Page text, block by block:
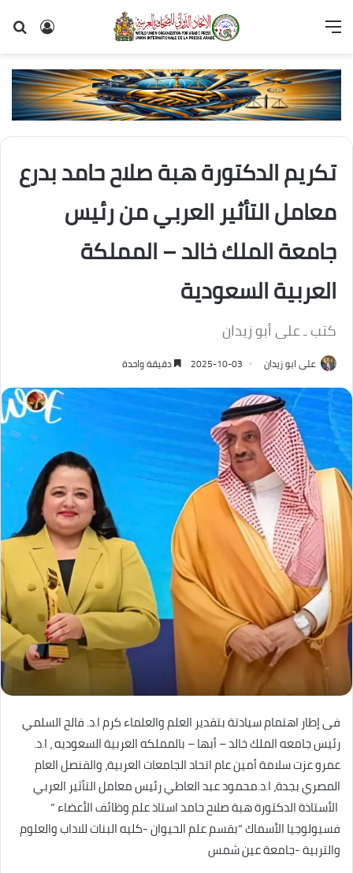
تسجيل
القائمة
تكريم الدكتورة هبة صلاح حامد بدرع
معامل التأثير العربي من رئيس
جامعة الملك خالد – المملكة
العربية السعودية
كتب ـ على أبو زيدان
على ابو زيدان 2025-10-03 دقيقة واحدة
فى إطار اهتمام سيادتة بتقدير العلم والعلماء كرم ا.د. فالح السلمي
رئيس جامعه الملك خالد – أبها – بالمملكه العربية السعوديه ، ا.د.
عمرو عزت سلامة أمين عام اتحاد الجامعات العربية، والقنصل العام
المصري بجدة، ا.د.محمود عبد العاطي رئيس معامل التأثير العربي
الأستاذة الدكتورة هبة صلاح حامد استاذ علم وظائف الأعضاء ”
فسيولوجيا الأسماك “بقسم علم الحيوان -كليه البنات للاداب والعلوم
والتربية -جامعة عين شمس